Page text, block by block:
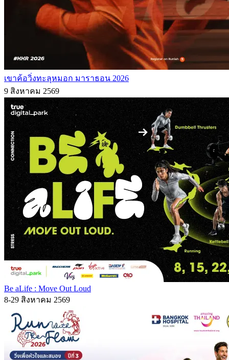
เขาค้อวิ่งทะลุหมอก มาราธอน 2026
9 สิงหาคม 2569
Be aLife : Move Out Loud
8-29 สิงหาคม 2569